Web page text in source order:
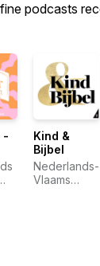
podcasts
-
Kind &
Bijbel
Nederlands-
Vlaams